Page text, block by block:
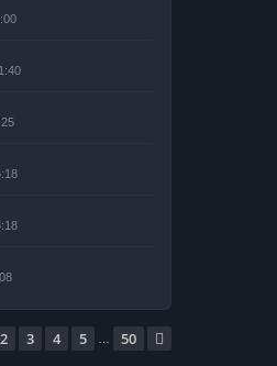
1 de
2 3 4 5 … 50